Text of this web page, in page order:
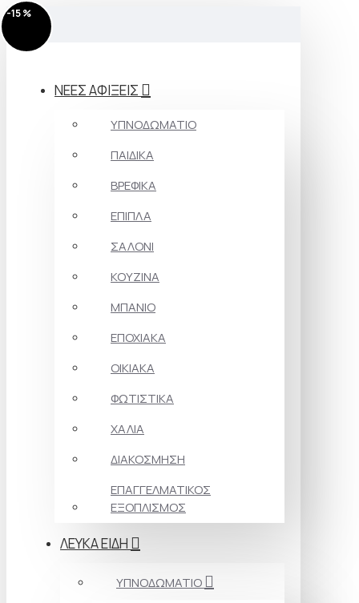
MENU
ΝΕΕΣ ΑΦΙΞΕΙΣ
ΥΠΝΟΔΩΜΑΤΙΟ
ΠΑΙΔΙΚΑ
ΒΡΕΦΙΚΑ
ΕΠΙΠΛΑ
ΣΑΛΟΝΙ
ΚΟΥΖΙΝΑ
ΜΠΑΝΙΟ
ΕΠΟΧΙΑΚΑ
ΟΙΚΙΑΚΑ
ΦΩΤΙΣΤΙΚΑ
ΧΑΛΙΑ
ΔΙΑΚΟΣΜΗΣΗ
ΕΠΑΓΓΕΛΜΑΤΙΚΟΣ
ΕΞΟΠΛΙΣΜΟΣ
ΛΕΥΚΑ ΕΙΔΗ
ΥΠΝΟΔΩΜΑΤΙΟ
-15 %